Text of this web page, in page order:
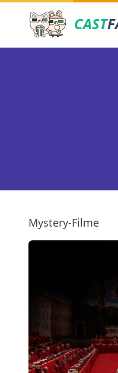
CAST
Mystery-Filme